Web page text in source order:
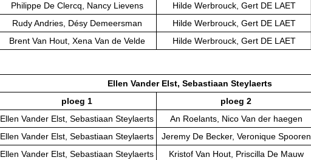
Philippe De Clercq, Nancy Lievens Hilde Werbrouck, Gert DE LAET
Rudy Andries, Désy Demeersman Hilde Werbrouck, Gert DE LAET
Brent Van Hout, Xena Van de Velde Hilde Werbrouck, Gert DE LAET
Ellen Vander Elst, Sebastiaan Steylaerts
ploeg 1 ploeg 2
Ellen Vander Elst, Sebastiaan Steylaerts An Roelants, Nico Van der haegen
Ellen Vander Elst, Sebastiaan Steylaerts Jeremy De Becker, Veronique Spooren
Ellen Vander Elst, Sebastiaan Steylaerts Kristof Van Hout, Priscilla De Mauw